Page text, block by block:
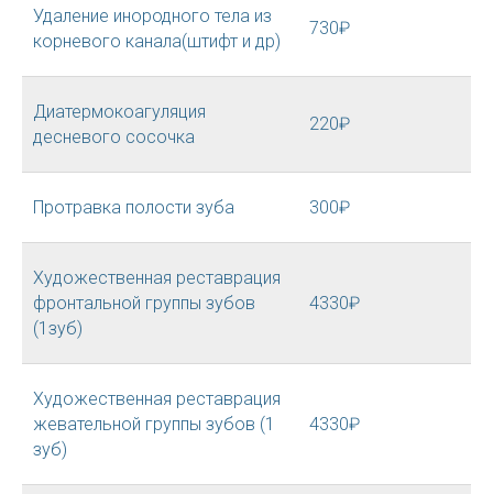
Удаление инородного тела из
корневого канала(штифт и др)
730₽
Диатермокоагуляция
десневого сосочка
220₽
Протравка полости зуба 300₽
Художественная реставрация
фронтальной группы зубов
(1зуб)
4330₽
Художественная реставрация
жевательной группы зубов (1
зуб)
4330₽